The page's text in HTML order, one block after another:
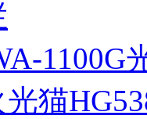
1100G
猫